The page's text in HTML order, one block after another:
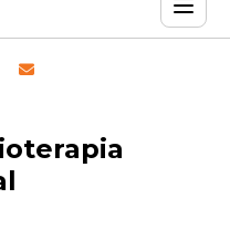
capilar profissional